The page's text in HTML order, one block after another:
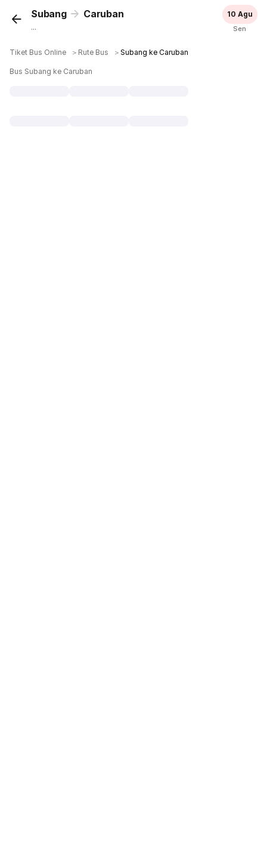
Subang Caruban
...
10 Agu
Sen
Tiket Bus Online ＞ Rute Bus ＞ Subang ke Caruban
Bus Subang ke Caruban